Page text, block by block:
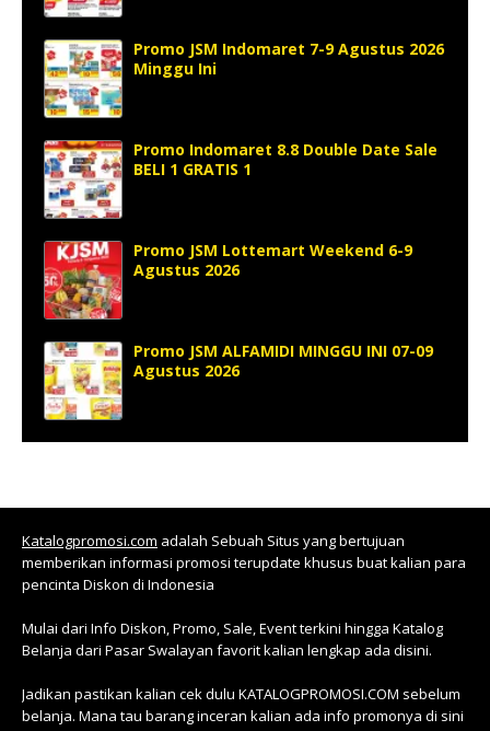
Promo JSM Indomaret 7-9 Agustus 2026
Minggu Ini
Promo Indomaret 8.8 Double Date Sale
BELI 1 GRATIS 1
Promo JSM Lottemart Weekend 6-9
Agustus 2026
Promo JSM ALFAMIDI MINGGU INI 07-09
Agustus 2026
Katalogpromosi.com adalah Sebuah Situs yang bertujuan
memberikan informasi promosi terupdate khusus buat kalian para
pencinta Diskon di Indonesia
Mulai dari Info Diskon, Promo, Sale, Event terkini hingga Katalog
Belanja dari Pasar Swalayan favorit kalian lengkap ada disini.
Jadikan pastikan kalian cek dulu KATALOGPROMOSI.COM sebelum
belanja. Mana tau barang inceran kalian ada info promonya di sini